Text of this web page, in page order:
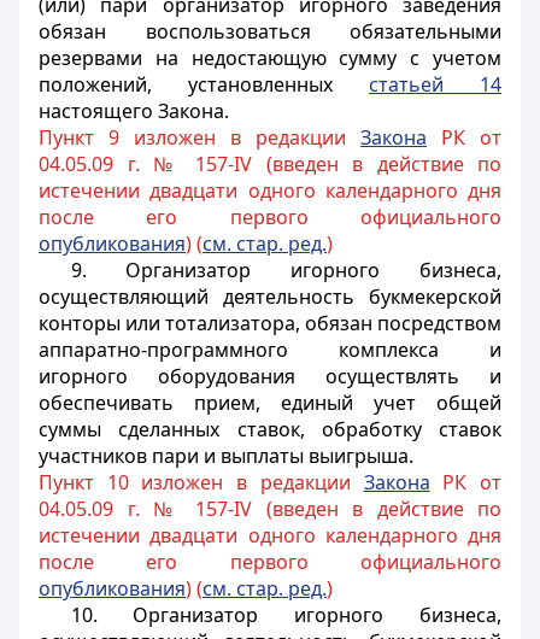
обязан воспользоваться обязательными
резервами на недостающую сумму с учетом
положений, установленных статьей 14
настоящего Закона.
Пункт 9 изложен в редакции Закона РК от
04.05.09 г. № 157-IV (введен в действие по
истечении двадцати одного календарного дня
после его первого официального
опубликования) (см. стар. ред.)
9. Организатор игорного бизнеса,
осуществляющий деятельность букмекерской
конторы или тотализатора, обязан посредством
аппаратно-программного комплекса и
игорного оборудования осуществлять и
обеспечивать прием, единый учет общей
суммы сделанных ставок, обработку ставок
участников пари и выплаты выигрыша.
Пункт 10 изложен в редакции Закона РК от
04.05.09 г. № 157-IV (введен в действие по
истечении двадцати одного календарного дня
после его первого официального
опубликования) (см. стар. ред.)
10. Организатор игорного бизнеса,